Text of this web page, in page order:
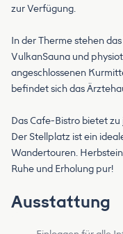
zur Verfügung.
In der Therme stehen
VulkanSauna und
angeschlossenen
befindet sich das
Das Cafe-Bistro bietet
Der Stellplatz ist ein
Wandertouren.
Ruhe und Erholung pur!
Ausstattung